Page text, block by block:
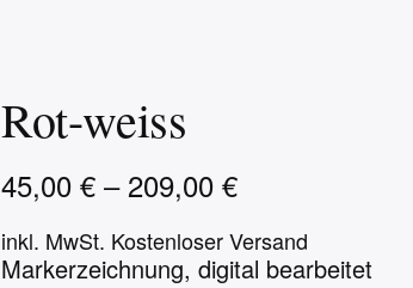
Rot-weiss
45,00 € –209,00 €
inkl. MwSt. Kostenloser Versand
Markerzeichnung, digital bearbeitet